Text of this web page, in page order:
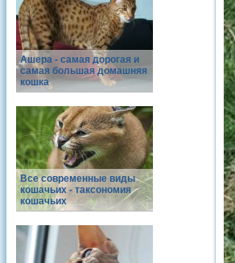
Ашера - самая дорогая и
самая большая домашняя
кошка
Все современные виды
кошачьих - таксономия
кошачьих